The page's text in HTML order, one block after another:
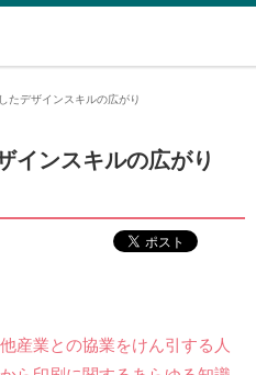
たデザインスキルの広がり
インスキルの広がり
産業との協業をけん引する人